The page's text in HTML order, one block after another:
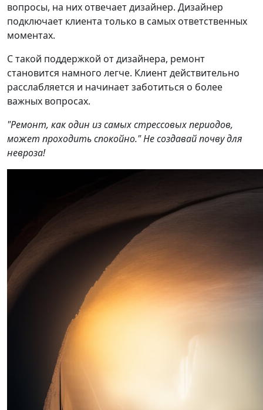
вопросы, на них отвечает дизайнер. Дизайнер
подключает клиента только в самых ответственных
моментах.
С такой поддержкой от дизайнера, ремонт
становится намного легче. Клиент действительно
расслабляется и начинает заботиться о более
важных вопросах.
"Ремонт, как один из самых стрессовых периодов,
может проходить спокойно." Не создавай почву для
невроза!